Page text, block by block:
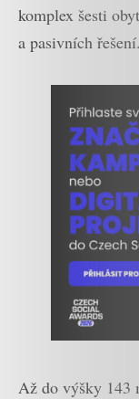
komplex šesti
a pasivních řešení.
Až do výšky 143